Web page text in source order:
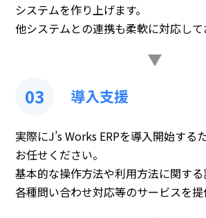
システムを作り上げます。
他システムとの連携も柔軟に対応して
03 導入支援
実際にJ’s Works ERPを導入開始する
お任せください。
基本的な操作方法や利用方法に関する
各種問い合わせ対応等のサービスを提